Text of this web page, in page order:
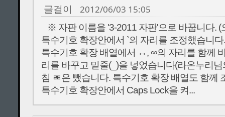
글걸이 2012/06/03 15:05
※ 자판 이름을 '3-2011 자판'으로 바꿉니다.
특수기호 확장안에서 `의 자리를 조정했습니
특수기호 확장 배열에서 ↔, ∞의 자리를 함께
리를 바꾸고 밑줄(_)을 넣었습니다(라온누리
침 ㄾ은 뺐습니다. 특수기호 확장 배열도 함께
특수기호 확장안에서 Caps Lock을 켜...